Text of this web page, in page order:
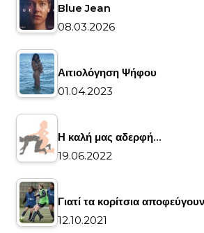
Blue Jean
08.03.2026
Αιτιολόγηση Ψήφου
01.04.2023
Η καλή μας αδερφή…
19.06.2022
Γιατί τα κορίτσια
12.10.2021